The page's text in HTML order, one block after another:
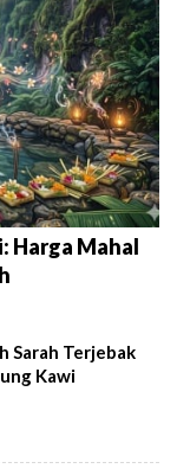
Harga Mahal
Sarah Terjebak
Kawi